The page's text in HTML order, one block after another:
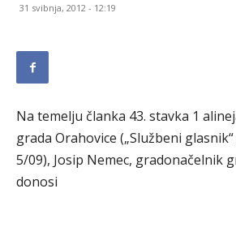
31 svibnja, 2012 - 12:19
Na temelju članka 43. stavka 1
grada Orahovice („Službeni
5/09), Josip Nemec, gradonačelnik
donosi